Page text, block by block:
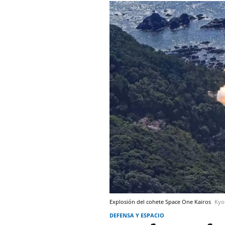
Explosión del cohete Space One Kairos
DEFENSA Y ESPACIO